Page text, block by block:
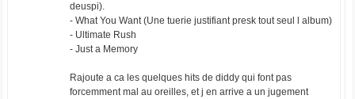
deuspi).
- What You Want (Une tuerie justifiant presk tout seul l album)
- Ultimate Rush
- Just a Memory
Rajoute a ca les quelques hits de diddy qui font pas
forcemment mal au oreilles, et j en arrive a un jugement